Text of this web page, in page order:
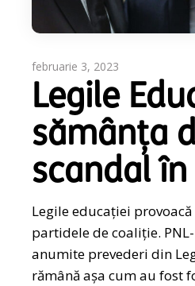
februarie 3, 2023
Legile
sămânța
scandal
Legile educației
partidele de coaliție.
anumite prevederi din
rămână așa cum au fost